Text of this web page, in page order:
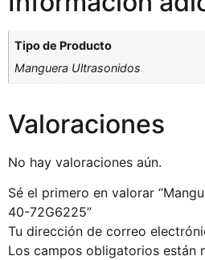
Tipo de Producto
Manguera Ultrasonidos
Valoraciones
No hay valoraciones aún.
Sé el primero en valorar
40-72G6225”
Tu dirección de correo
Los campos obligatorios están